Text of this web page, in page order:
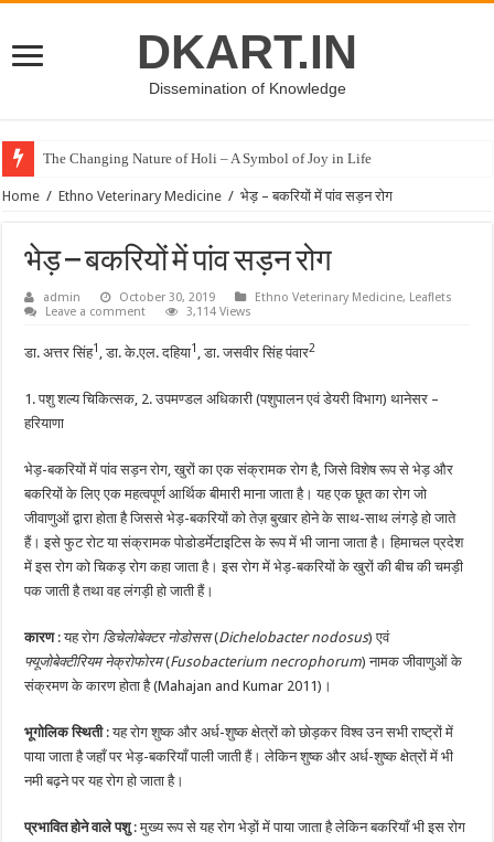
DKART.IN
Dissemination of Knowledge
The Changing Nature of Holi – A Symbol of Joy in Life
Home / Ethno Veterinary Medicine / भेड़ – बकरियों में पांव सड़न रोग
भेड़ – बकरियों में पांव सड़न रोग
admin October 30, 2019 Ethno Veterinary Medicine, Leaflets
Leave a comment
3,114 Views
डा. अत्तर सिंह1 , डा. के.एल. दहिया1 , डा. जसवीर सिंह पंवार2
1. पशु शल्य चिकित्सक, 2. उपमण्डल अधिकारी (पशुपालन एवं डेयरी विभाग) थानेसर –
हरियाणा
भेड़-बकरियों में पांव सड़न रोग, खुरों का एक संक्रामक रोग है, जिसे विशेष रूप से भेड़ और
बकरियों के लिए एक महत्वपूर्ण आर्थिक बीमारी माना जाता है। यह एक छूत का रोग जो
जीवाणुओं द्वारा होता है जिससे भेड़-बकरियों को तेज़ बुखार होने के साथ-साथ लंगड़े हो जाते
हैं। इसे फुट रोट या संक्रामक पोडोडर्मेटाइटिस के रूप में भी जाना जाता है। हिमाचल प्रदेश
में इस रोग को चिकड़ रोग कहा जाता है। इस रोग में भेड़-बकरियों के खुरों की बीच की चमड़ी
पक जाती है तथा वह लंगड़ी हो जाती हैं।
कारण: यह रोग डिचेलोबेक्टर नोडोसस(Dichelobacter nodosus) एवं
फ्यूजोबेक्टीरियम नेक्रोफोरम(Fusobacterium necrophorum) नामक जीवाणुओं के
संक्रमण के कारण होता है (Mahajan and Kumar 2011)।
भूगोलिक स्थिती: यह रोग शुष्क और अर्ध-शुष्क क्षेत्रों को छोड़कर विश्व उन सभी राष्ट्रों में
पाया जाता है जहाँ पर भेड़-बकरियाँ पाली जाती हैं। लेकिन शुष्क और अर्ध-शुष्क क्षेत्रों में भी
नमी बढ़ने पर यह रोग हो जाता है।
प्रभावित होने वाले पशु: मुख्य रूप से यह रोग भेड़ों में पाया जाता है लेकिन बकरियाँ भी इस रोग